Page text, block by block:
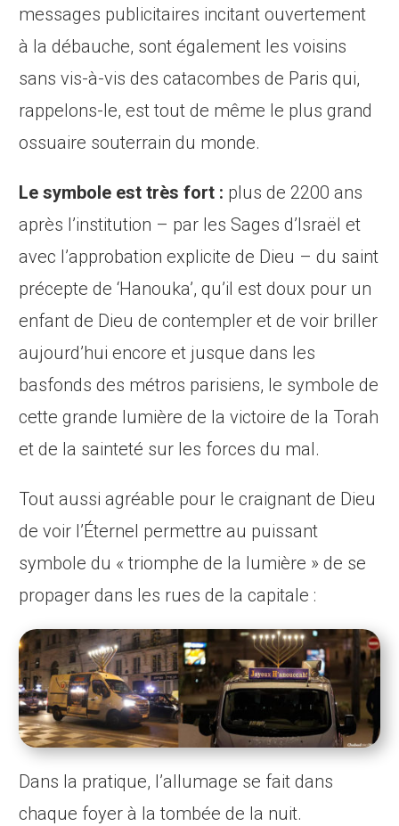
messages publicitaires incitant ouvertement
à la débauche, sont également les voisins
sans vis-à-vis des catacombes de Paris qui,
rappelons-le, est tout de même le plus grand
ossuaire souterrain du monde.
Le symbole est très fort : plus de 2200 ans
après l’institution – par les Sages d’Israël et
avec l’approbation explicite de Dieu – du saint
précepte de ‘Hanouka’, qu’il est doux pour un
enfant de Dieu de contempler et de voir briller
aujourd’hui encore et jusque dans les
basfonds des métros parisiens, le symbole de
cette grande lumière de la victoire de la Torah
et de la sainteté sur les forces du mal.
Tout aussi agréable pour le craignant de Dieu
de voir l’Éternel permettre au puissant
symbole du « triomphe de la lumière » de se
propager dans les rues de la capitale :
Dans la pratique, l’allumage se fait dans
chaque foyer à la tombée de la nuit.